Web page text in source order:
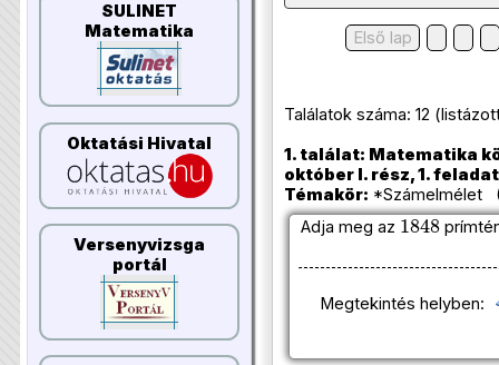
SULINET
Matematika
Oktatási Hivatal
Versenyvizsga
portál
Első lap
Találatok száma: 12
1. találat: Matematika
október I. rész, 1. feladat
Témakör: *Számelmélet
Adja meg az
1848
Megtekintés helyben: